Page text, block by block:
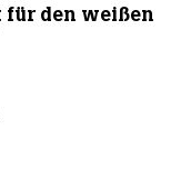
für den weißen